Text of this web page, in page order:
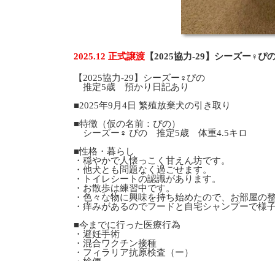
2025.12 正式譲渡 【2025協力-29】シーズー♀ぴ
【2025協力-29】シーズー♀ぴの
推定5歳 預かり日記あり
■2025年9月4日 繁殖放棄犬の引き取り
■特徴（仮の名前：ぴの）
シーズー♀ ぴの 推定5歳 体重4.5キロ
■性格・暮らし
・穏やかで人懐っこく甘えん坊です。
・他犬とも問題なく過ごせます。
・トイレシートの認識があります。
・お散歩は練習中です。
・色々な物に興味を持ち始めたので、お部屋の
・痒みがあるのでフードと自宅シャンプーで様
■今までに行った医療行為
・避妊手術
・混合ワクチン接種
・フィラリア抗原検査（ー）